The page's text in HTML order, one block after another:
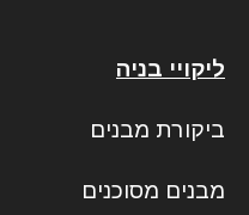
ליקויי בניה
ביקורת מבנים
מבנים מסוכנים